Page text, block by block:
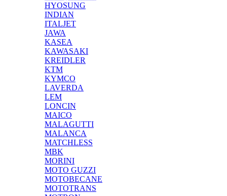
HYOSUNG
INDIAN
ITALJET
JAWA
KASEA
KAWASAKI
KREIDLER
KTM
KYMCO
LAVERDA
LEM
LONCIN
MAICO
MALAGUTTI
MALANCA
MATCHLESS
MBK
MORINI
MOTO GUZZI
MOTOBECANE
MOTOTRANS